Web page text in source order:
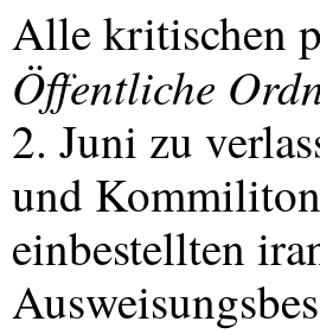
Alle kritischen
Öffentliche
2. Juni zu
und
einbestellten